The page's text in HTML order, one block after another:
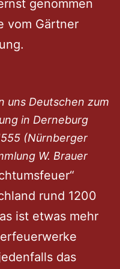
genommen
vom Gärtner
uns Deutschen zum
in Derneburg
(Nürnberger
W. Brauer
rund 1200
ist etwas mehr
das